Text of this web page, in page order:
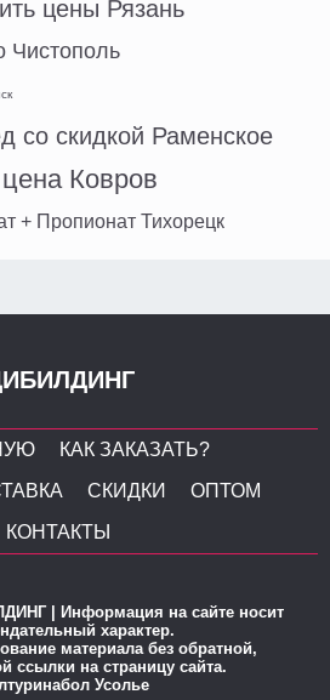
цены Рязань
Чистополь
со скидкой Раменское
Ковров
+ Пропионат Тихорецк
КАК ЗАКАЗАТЬ?
СКИДКИ
ОПТОМ
КОНТАКТЫ
| Информация на сайте носит
характер.
материала без обратной,
ссылки на страницу сайта.
Усолье